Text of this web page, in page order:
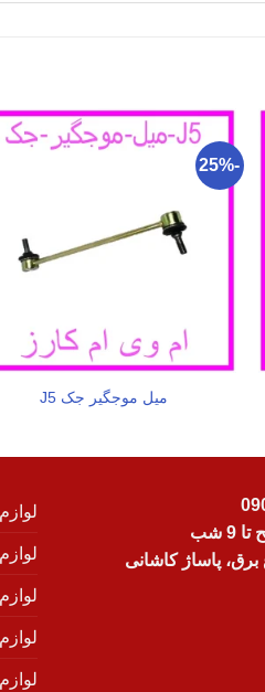
-25%
میل موجگیر جک J5
پاساژ کاشانی